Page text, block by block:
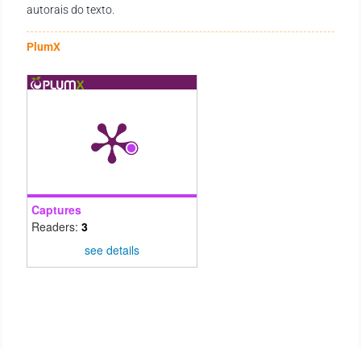
autorais do texto.
PlumX
Captures
Readers: 3
see details